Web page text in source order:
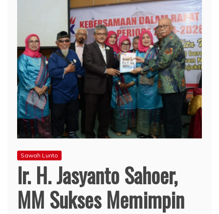
Sawah Lunto
Ir. H. Jasyanto Sahoer,
MM Sukses Memimpin